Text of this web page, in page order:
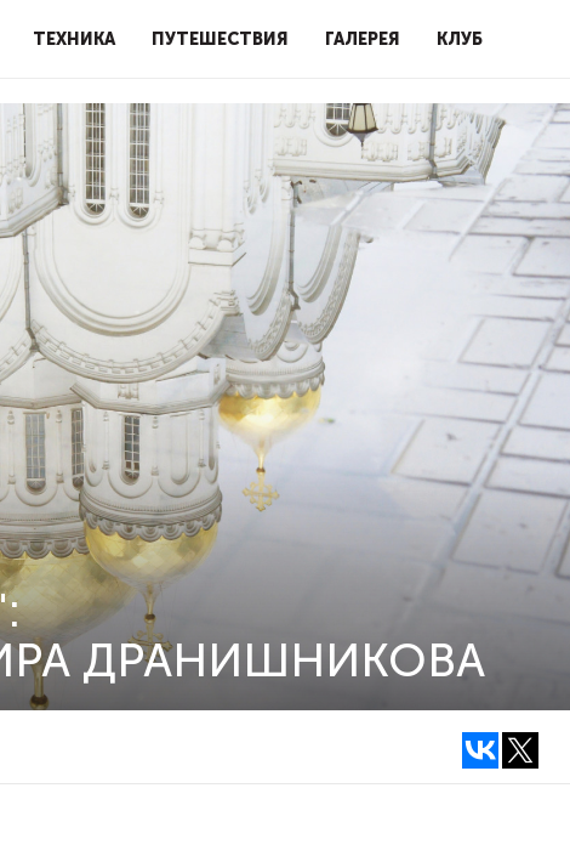
ТЕХНИКА ПУТЕШЕСТВИЯ ГАЛЕРЕЯ КЛУБ
ДРАНИШНИКОВА